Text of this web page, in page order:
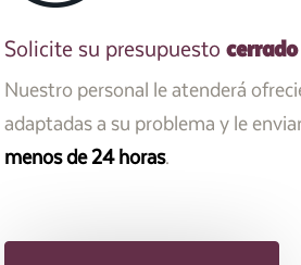
Solicite su presupuesto
Nuestro personal le atenderá
adaptadas a su problema y le
menos de 24 horas.